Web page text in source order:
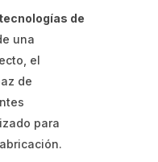
de
una
el
de
para